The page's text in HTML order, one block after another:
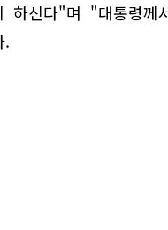
하신다"며 "대통령께
.